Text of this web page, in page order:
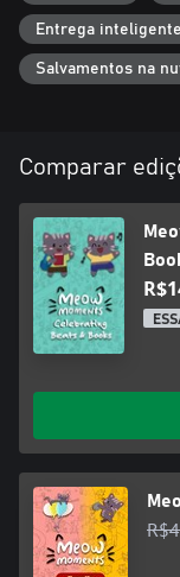
Entrega inteligente
Salvamentos na
Comparar